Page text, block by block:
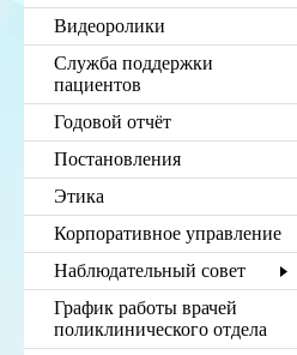
Видеоролики
Служба поддержки
пациентов
Годовой отчёт
Постановления
Этика
Корпоративное управление
Наблюдательный совет
График работы врачей
поликлинического отдела